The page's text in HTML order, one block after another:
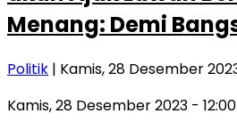
Menang: Demi
Politik | Kamis, 28 Desember
Kamis, 28 Desember 2023 -